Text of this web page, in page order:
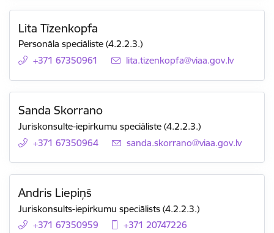
Lita Tīzenkopfa
Personāla speciāliste (4.2.2.3.)
+371 67350961
E-pasts:
lita.tizenkopfa@viaa.gov.lv
Sanda Skorrano
Juriskonsulte-iepirkumu speciāliste (4.2.2.3.)
+371 67350964
E-pasts:
sanda.skorrano@viaa.gov.lv
Andris Liepiņš
Juriskonsults-iepirkumu speciālists (4.2.2.3.)
+371 67350959
+371 20747226